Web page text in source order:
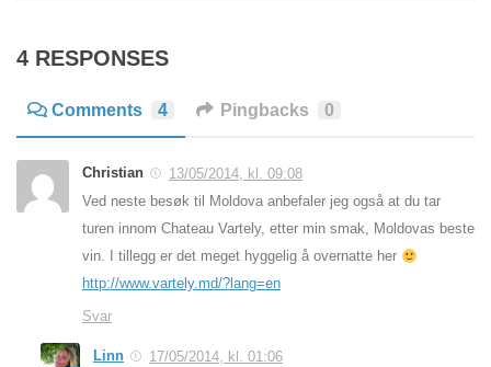
4 RESPONSES
Comments 4 Pingbacks 0
Christian
13/05/2014, kl. 09:08
Ved neste besøk til Moldova anbefaler jeg også at du tar
turen innom Chateau Vartely, etter min smak, Moldovas beste
vin. I tillegg er det meget hyggelig å overnatte her
http://www.vartely.md/?lang=en
Svar
Linn
17/05/2014, kl. 01:06